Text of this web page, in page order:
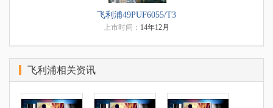
飞利浦49PUF6055/T3
上市时间： 14年12月
飞利浦相关资讯